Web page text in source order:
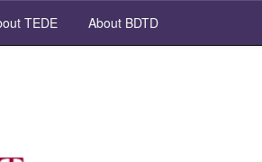
TEDE About BDTD